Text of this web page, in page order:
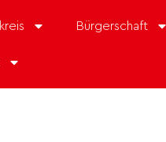
Bürgerschaft